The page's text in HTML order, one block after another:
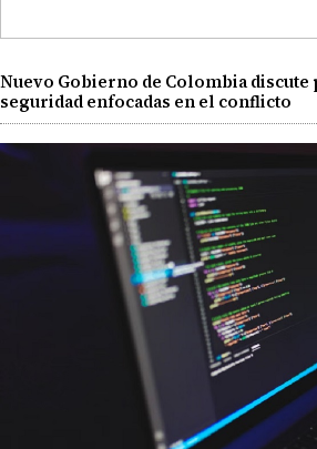
Nuevo Gobierno de Colombia discute
seguridad enfocadas en el conflicto